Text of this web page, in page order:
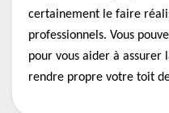
certainement le faire
professionnels. Vous
pour vous aider à assurer
rendre propre votre toit